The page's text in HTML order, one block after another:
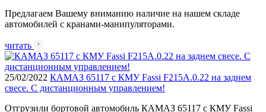
Предлагаем Вашему вниманию наличие на нашем складе
автомобилей с кранами-манипуляторами.
читать
25/02/2022 КАМАЗ 65117 с КМУ Fassi F215A.0.22 на заднем
свесе. С дистанционным управлением!
Отгрузили бортовой автомобиль КАМАЗ 65117 с КМУ Fassi